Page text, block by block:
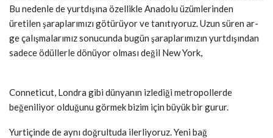
Bu nedenle de yurtdışına özellikle Anadolu üzümlerinden
üretilen şaraplarımızı götürüyor ve tanıtıyoruz. Uzun süren ar-
ge çalışmalarımız sonucunda bugün şaraplarımızın yurtdışından
sadece ödüllerle dönüyor olması değil New York,
Conneticut, Londra gibi dünyanın izlediği metropollerde
beğeniliyor olduğunu görmek bizim için büyük bir gurur.
Yurtiçinde de aynı doğrultuda ilerliyoruz. Yeni bağ